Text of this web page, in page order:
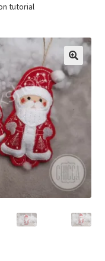
tutorial